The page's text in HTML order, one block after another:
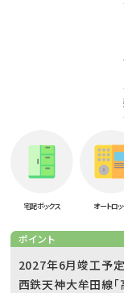
宅配ボックス オートロッ
ポイント
2027年6月竣工予定
西鉄天神大牟田線